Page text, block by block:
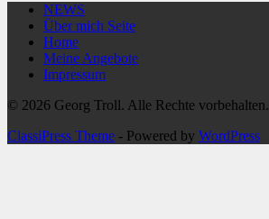
NEWS
Über mich Seite
Home
Meine Angebote
Impressum
© 2026 Georg Troll. Alle Rechte vorbehalten.
ClassiPress Theme - Powered by WordPress